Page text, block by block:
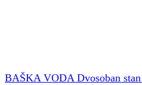
BAŠKA VODA Dvosoban